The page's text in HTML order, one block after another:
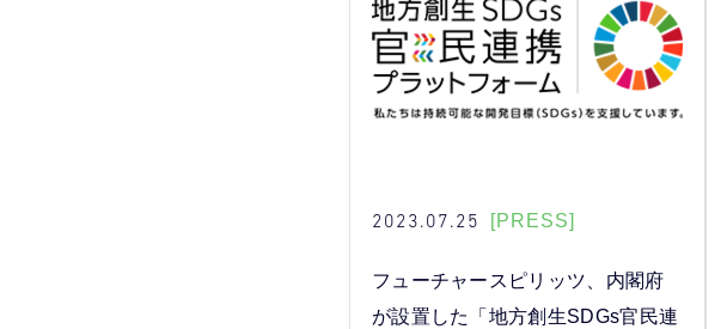
2023.07.25 [PRESS]
フューチャースピリッツ、内閣府
が設置した「地方創生SDGs官民連